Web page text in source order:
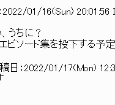
2022/01/16(Sun) 20:01:56
うちに？
ピソード集を投下する予
日： 2022/01/17(Mon)